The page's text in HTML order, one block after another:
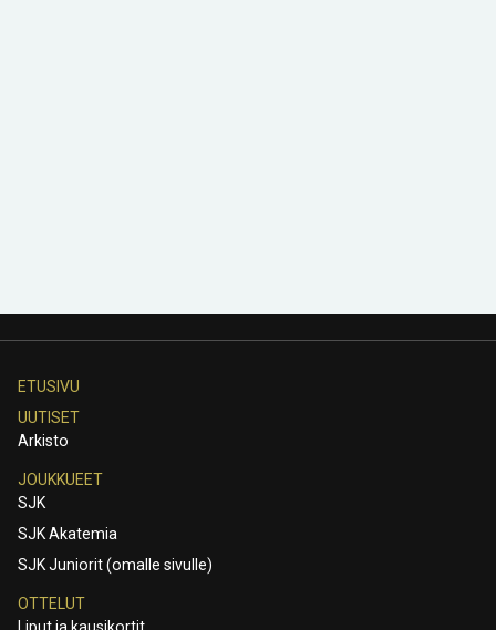
ETUSIVU
UUTISET
Arkisto
JOUKKUEET
SJK
SJK Akatemia
SJK Juniorit (omalle sivulle)
OTTELUT